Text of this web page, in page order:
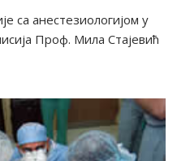
са анестезиологијом у
Проф. Мила Стајевић